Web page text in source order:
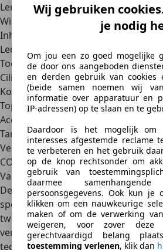
Lengte, breedte, hoogte
3,7 m
Wielbasis
2,1 m
Inhoud bagageruimte
185 l
Ledig gewicht
585 kg
Toelaatbaar totaalgewicht
niet
Cilinderinhoud
1558
Koppel
146
Topsnelheid
185
Acceleratie van 0 tot 100 km/u
Tankinhoud
45,5 l
Verbruik
Niet
CO²-uitstoot
Niet
Varianten
De Lotus Elan beschrijft twee
sportwagen. Klanten konden dus al
twee versies en ofwel een klassieke
vertegenwoordiger met meer
technieken kopen. De eerste
Wij gebruiken
je nodig
Om jou een zo goed mogelijke
de door ons aangeboden
en derden gebruik van cookies
(beide samen noemen wij
informatie over apparatuur en
IP-adressen) op te slaan en te
Daardoor is het mogelijk om
interesses afgestemde reclame
te verbeteren en het gebruik
op de knop rechtsonder om
gebruik van
daarmee
persoonsgegevens. Ook kun je
klikken om een nauwkeurige
maken of om de verwerking
weigeren, voor zover
gerechtvaardigd belang
toestemming verlenen, klik dan